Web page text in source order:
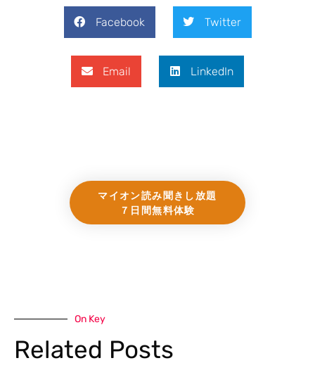
Facebook Twitter
Email LinkedIn
マイオン読み聞きし放題
７日間無料体験
On Key
Related Posts